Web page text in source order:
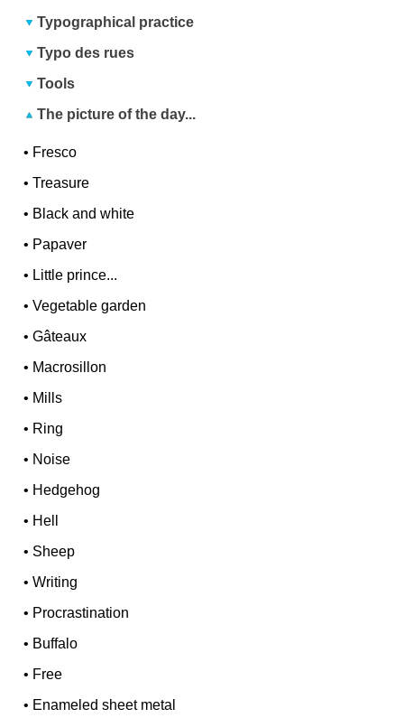
Typographical practice
Typo des rues
Tools
The picture of the day...
• Fresco
•Treasure
• Black and white
• Papaver
• Little prince...
•Vegetable garden
•Gâteaux
• Macrosillon
• Mills
• Ring
• Noise
• Hedgehog
• Hell
• Sheep
•Writing
• Procrastination
• Buffalo
• Free
• Enameled sheet metal